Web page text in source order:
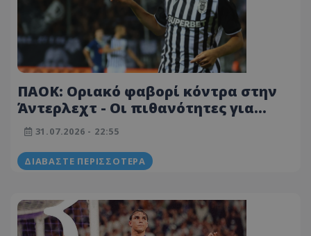
ΠΑΟΚ: Οριακό φαβορί κόντρα στην
Άντερλεχτ - Οι πιθανότητες για
League Phase
31.07.2026 - 22:55
ΔΙΑΒΆΣΤΕ ΠΕΡΙΣΣΌΤΕΡΑ